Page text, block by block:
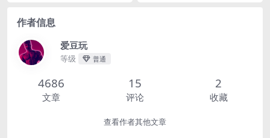
作者信息
爱豆玩
等级 普通
4686
文章
15
评论
2
收藏
查看作者其他文章